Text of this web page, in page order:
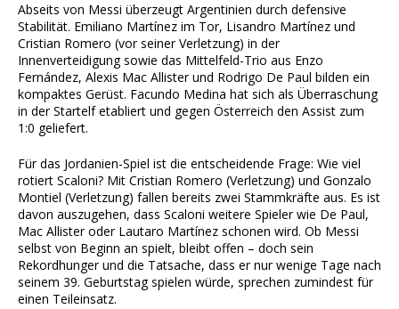
Abseits von Messi überzeugt Argentinien durch defensive
Stabilität. Emiliano Martínez im Tor, Lisandro Martínez und
Cristian Romero (vor seiner Verletzung) in der
Innenverteidigung sowie das Mittelfeld-Trio aus Enzo
Fernández, Alexis Mac Allister und Rodrigo De Paul bilden ein
kompaktes Gerüst. Facundo Medina hat sich als Überraschung
in der Startelf etabliert und gegen Österreich den Assist zum
1:0 geliefert.
Für das Jordanien-Spiel ist die entscheidende Frage: Wie viel
rotiert Scaloni? Mit Cristian Romero (Verletzung) und Gonzalo
Montiel (Verletzung) fallen bereits zwei Stammkräfte aus. Es ist
davon auszugehen, dass Scaloni weitere Spieler wie De Paul,
Mac Allister oder Lautaro Martínez schonen wird. Ob Messi
selbst von Beginn an spielt, bleibt offen – doch sein
Rekordhunger und die Tatsache, dass er nur wenige Tage nach
seinem 39. Geburtstag spielen würde, sprechen zumindest für
einen Teileinsatz.